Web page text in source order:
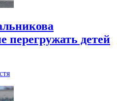
перегружать детей